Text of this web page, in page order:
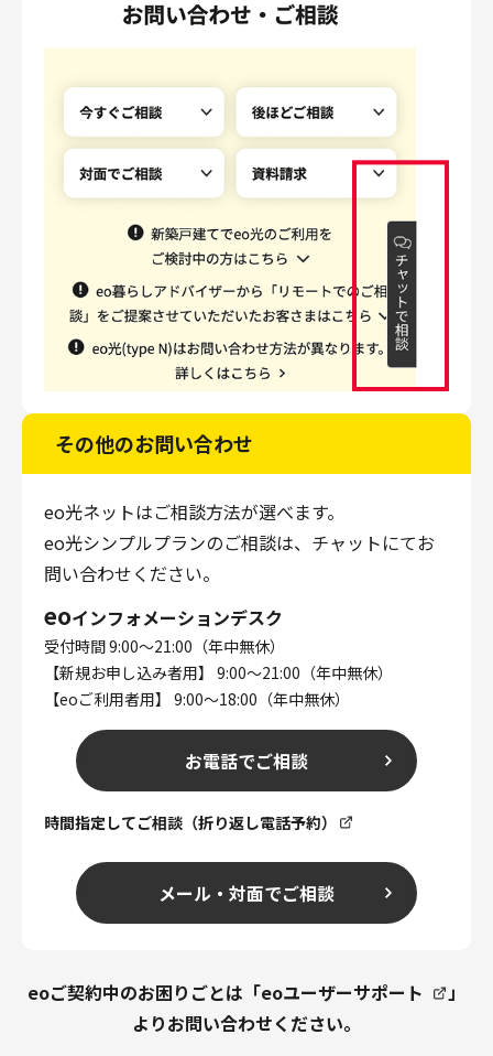
その他のお問い合わせ
eo光ネットはご相談方法が選べます。
eo光シンプルプランのご相談は、チャットにてお
問い合わせください。
eoインフォメーションデスク
受付時間 9:00～21:00（年中無休）
【新規お申し込み者用】 9:00～21:00（年中無休）
【eoご利用者用】 9:00～18:00（年中無休）
お電話でご相談
時間指定してご相談（折り返し電話予約）
メール・対面でご相談
eoご契約中のお困りごとは「eoユーザーサポート
」
よりお問い合わせください。